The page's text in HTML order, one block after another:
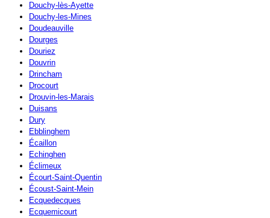
Douchy-lès-Ayette
Douchy-les-Mines
Doudeauville
Dourges
Douriez
Douvrin
Drincham
Drocourt
Drouvin-les-Marais
Duisans
Dury
Ebblinghem
Écaillon
Echinghen
Éclimeux
Écourt-Saint-Quentin
Écoust-Saint-Mein
Ecquedecques
Ecquemicourt